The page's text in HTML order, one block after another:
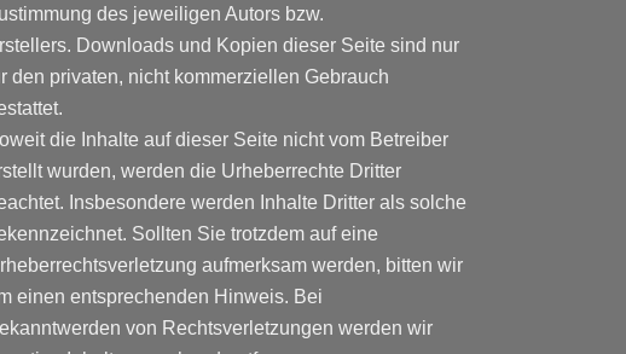
des jeweiligen Autors bzw.
Downloads und Kopien dieser Seite sind nur
den privaten, nicht kommerziellen Gebrauch
die Inhalte auf dieser Seite nicht vom Betreiber
wurden, werden die Urheberrechte Dritter
Insbesondere werden Inhalte Dritter als solche
Sollten Sie trotzdem auf eine
aufmerksam werden, bitten wir
einen entsprechenden Hinweis. Bei
von Rechtsverletzungen werden wir